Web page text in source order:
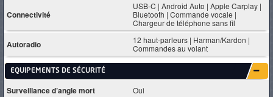
Connectivité
USB-C | Android Auto | Apple Carplay |
Bluetooth | Commande vocale |
Chargeur de téléphone sans fil
Autoradio
12 haut-parleurs | Harman/Kardon |
Commandes au volant
EQUIPEMENTS DE SÉCURITÉ
Surveillance d’angle mort Oui